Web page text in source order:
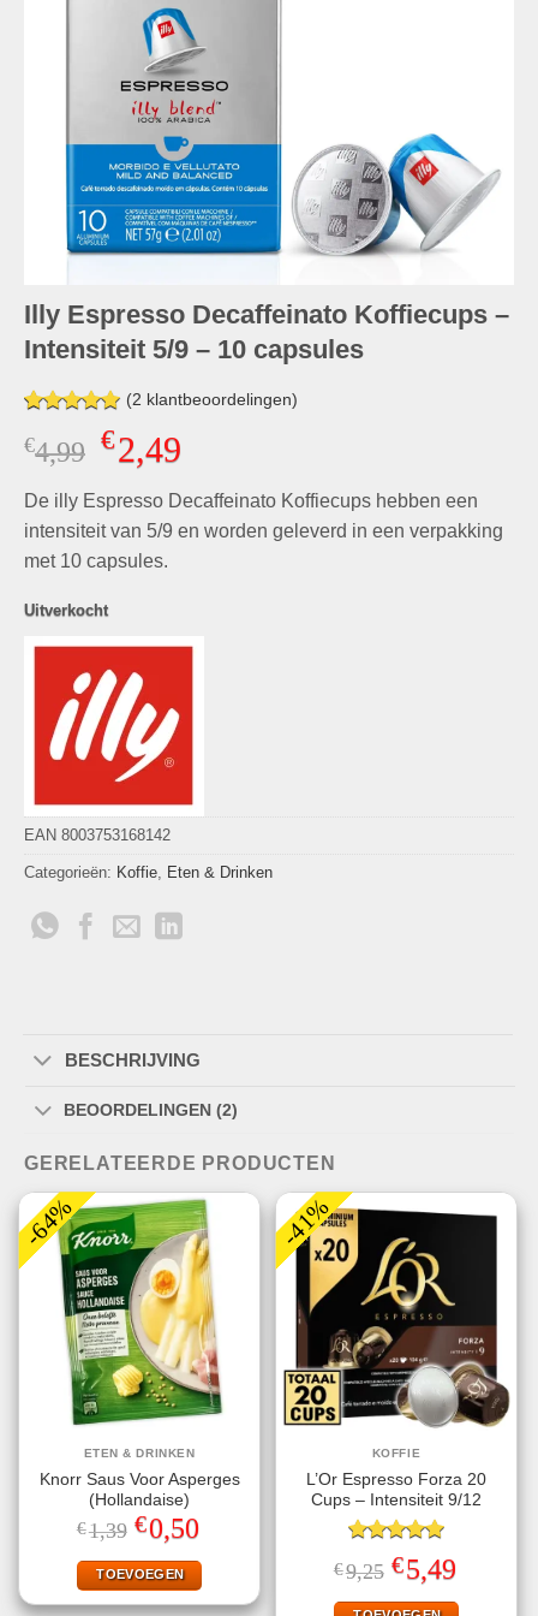
Illy Espresso Decaffeinato Koffiecups –
Intensiteit 5/9 – 10 capsules
Gewaardeerd
5.00 op 5
gebaseerd
waardering
(2 klantbeoordelingen)
€4,99 Oorspronkelijke
prijs
was:
€4,99.
€2,49Huidige
is:
€2,49.
De illy Espresso Decaffeinato Koffiecups hebben een
intensiteit van 5/9 en worden geleverd in een verpakking
met 10 capsules.
Uitverkocht
EAN 8003753168142
Categorieën: Koffie Eten & Drinken
BESCHRIJVING
BEOORDELINGEN (2)
GERELATEERDE PRODUCTEN
-64%
ETEN & DRINKEN
Knorr Saus Voor Asperges
(Hollandaise)
€1,39 Oorspronkelijke
prijs
was:
€1,39.
€0,50
is:
€0,50.
TOEVOEGEN
-41%
KOFFIE
L’Or Espresso Forza 20
Cups – Intensiteit 9/12
Gewaardeerd
5.00uit 5
€9,25 Oorspronkelijke
prijs
was:
€5,49
is: